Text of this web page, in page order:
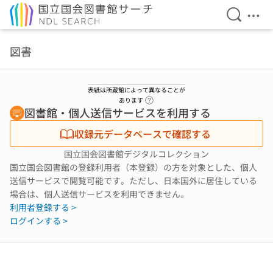
検索を
メ
図書
表紙は所蔵館によって異なることが
あります
図書館・個人送信サービスを利用する
収録元データベースで確認する
国立国会図書館デジタルコレクション
国立国会図書館の登録利用者（本登録）の方を対象とした、個人
送信サービスで閲覧可能です。ただし、日本国外に居住している
場合は、個人送信サービスを利用できません。
利用者登録する >
ログインする >